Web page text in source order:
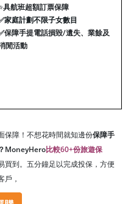
具航班超額訂票保障
家庭計劃不限子女數目
保障手提電話損毀/遺失、業餘及
閒活動
保障！不想花時間就知邊份保障手
MoneyHero比較60+份旅遊保
買到。五分鐘足以完成投保，方便
戶，